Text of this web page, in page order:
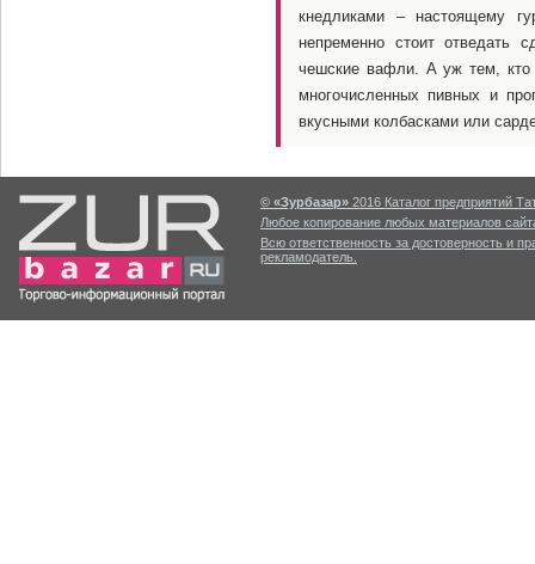
кнедликами – настоящему
непременно стоит отведать
чешские вафли. А уж тем, кто
многочисленных пивных и
вкусными колбасками или
© «Зурбазар» 2016 Каталог предприятий
Любое копирование любых материалов
Всю ответственность за достоверность и
рекламодатель.